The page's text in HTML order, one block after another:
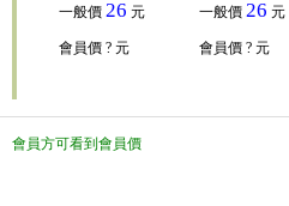
一般價 26 元
會員價 ? 元
一般價 26 元
會員價 ? 元
會員方可看到會員價